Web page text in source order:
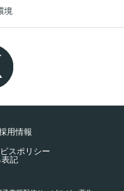
境
用情報
スポリシー
記